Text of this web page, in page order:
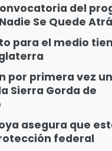
del
Se Quede
para el medio
por primera vez
Sierra Gorda de
asegura que
federal